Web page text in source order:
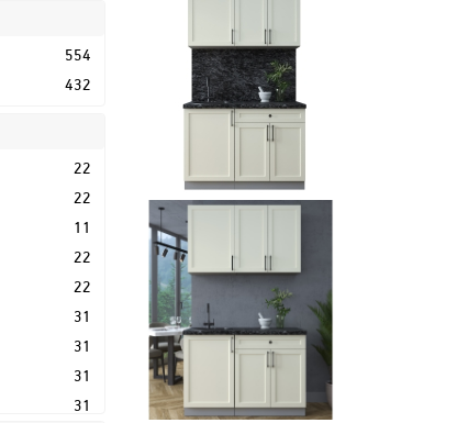
554
432
22
22
11
22
22
31
31
31
31